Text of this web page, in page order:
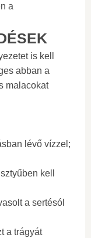
a
is kell
abban a
malacokat
lévő vízzel;
kell
a sertésól
a trágyát